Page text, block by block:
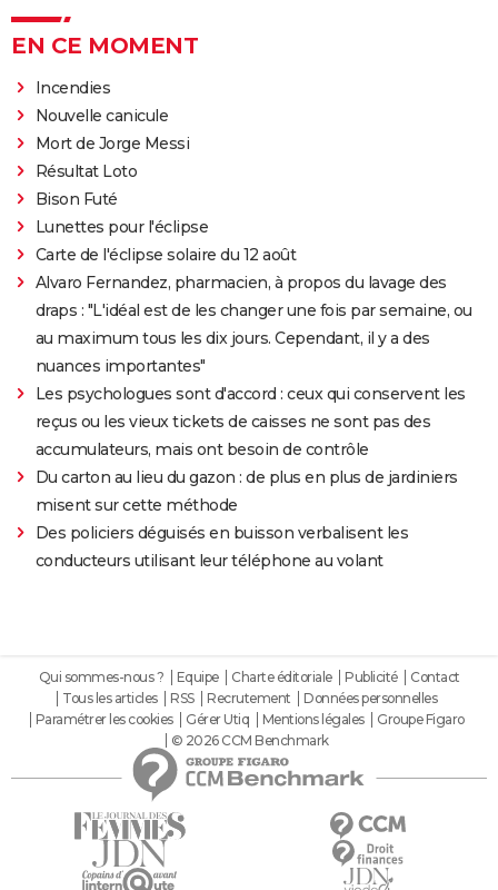
EN CE MOMENT
Incendies
Nouvelle canicule
Mort de Jorge Messi
Résultat Loto
Bison Futé
Lunettes pour l'éclipse
Carte de l'éclipse solaire du 12 août
Alvaro Fernandez, pharmacien, à propos du lavage des
draps : "L'idéal est de les changer une fois par semaine, ou
au maximum tous les dix jours. Cependant, il y a des
nuances importantes"
Les psychologues sont d'accord : ceux qui conservent les
reçus ou les vieux tickets de caisses ne sont pas des
accumulateurs, mais ont besoin de contrôle
Du carton au lieu du gazon : de plus en plus de jardiniers
misent sur cette méthode
Des policiers déguisés en buisson verbalisent les
conducteurs utilisant leur téléphone au volant
Qui sommes-nous ? Equipe Charte éditoriale Publicité
Contact
Tous les articles
RSS Recrutement
Données personnelles
Paramétrer les cookies
Gérer Utiq Mentions légales
Groupe Figaro
© 2026 CCM Benchmark